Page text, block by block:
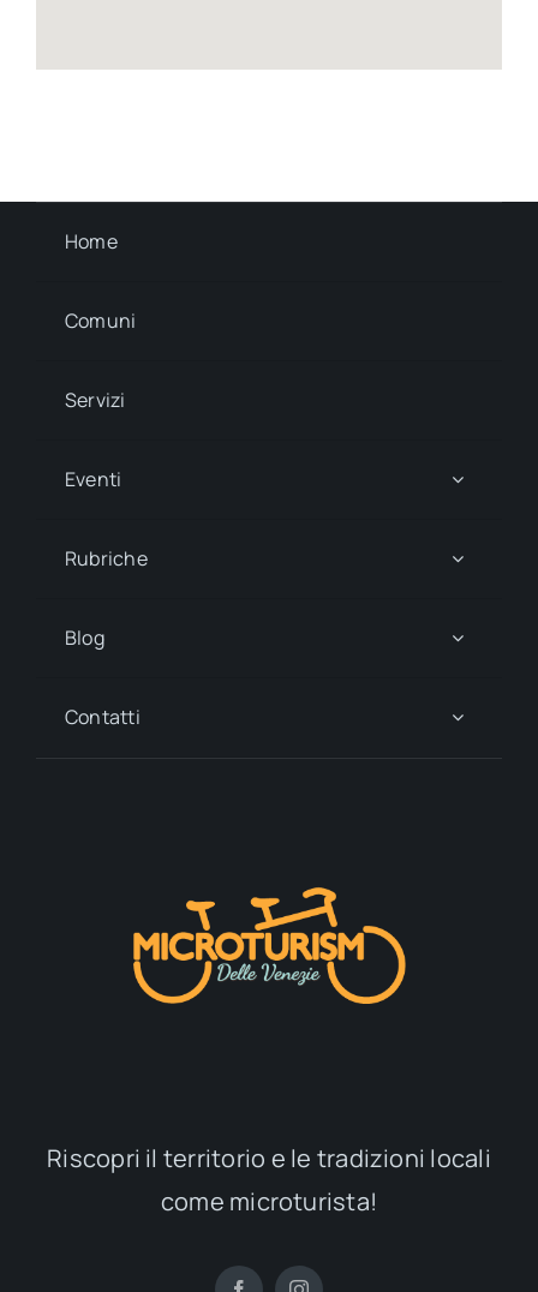
Home
Comuni
Servizi
Eventi
Rubriche
Blog
Contatti
Riscopri il territorio e le tradizioni locali
come microturista!